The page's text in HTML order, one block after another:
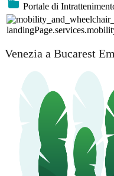
Portale di
Venezia a Bucarest